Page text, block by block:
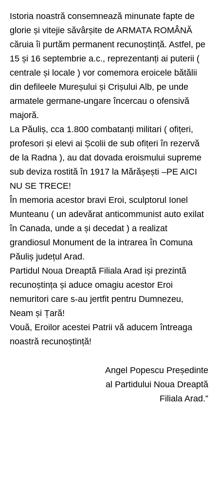
Istoria noastră consemnează minunate fapte de
glorie și vitejie săvârșite de ARMATA ROMÂNĂ
căruia îi purtăm permanent recunoștință. Astfel, pe
15 și 16 septembrie a.c., reprezentanți ai puterii (
centrale și locale ) vor comemora eroicele bătălii
din defileele Mureșului și Crișului Alb, pe unde
armatele germane-ungare încercau o ofensivă
majoră.
La Păuliș, cca 1.800 combatanți militari ( ofițeri,
profesori și elevi ai Școlii de sub ofițeri în rezervă
de la Radna ), au dat dovada eroismului supreme
sub deviza rostită în 1917 la Mărășești –PE AICI
NU SE TRECE!
În memoria acestor bravi Eroi, sculptorul Ionel
Munteanu ( un adevărat anticommunist auto exilat
în Canada, unde a și decedat ) a realizat
grandiosul Monument de la intrarea în Comuna
Păuliș județul Arad.
Partidul Noua Dreaptă Filiala Arad iși prezintă
recunoștința și aduce omagiu acestor Eroi
nemuritori care s-au jertfit pentru Dumnezeu,
Neam și Țară!
Vouă, Eroilor acestei Patrii vă aducem întreaga
noastră recunoștință!
Angel Popescu Președinte
al Partidului Noua Dreaptă
Filiala Arad.”